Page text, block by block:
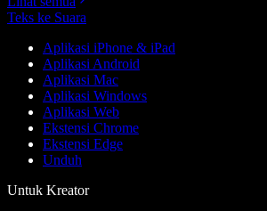
Teks ke Suara
Aplikasi iPhone & iPad
Aplikasi Android
Aplikasi Mac
Aplikasi Windows
Aplikasi Web
Ekstensi Chrome
Ekstensi Edge
Unduh
Untuk Kreator